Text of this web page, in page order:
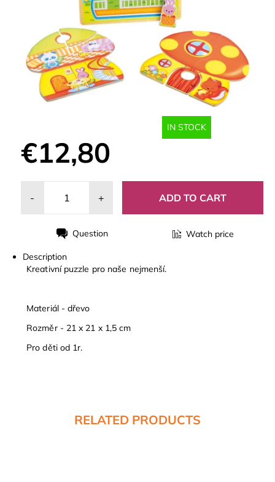
IN STOCK
€12,80
- +
Question Watch price
Description
Kreativní puzzle pro naše nejmenší.
Materiál - dřevo
Rozměr - 21 x 21 x 1,5 cm
Pro děti od 1r.
RELATED PRODUCTS